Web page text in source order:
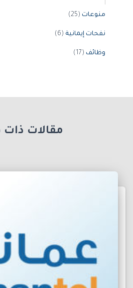
منوعات (25)
نفحات إيمانية (6)
وظائف (17)
مقالات